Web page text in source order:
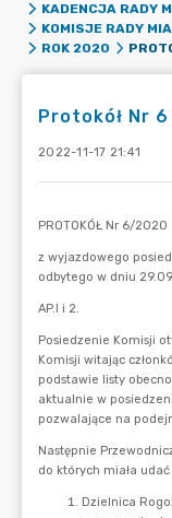
KADENCJA RADY
KOMISJE RADY
ROK 2020
Protokół Nr 6
2022-11-17 21:41